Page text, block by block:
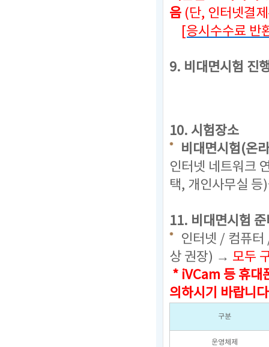
음 (단, 인터넷결
[응시수수료 반
9. 비대면시험 진
10. 시험장소
비대면시험(온
인터넷 네트워크
택, 개인사무실 등
11. 비대면시험
인터넷 / 컴퓨
상 권장) → 모두
* iVCam 등 휴대
의하시기 바랍니
구분
운영체제